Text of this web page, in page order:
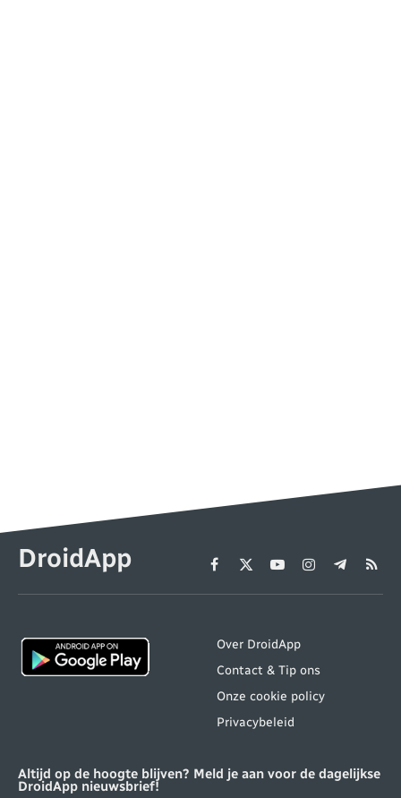
DroidApp Facebook
X
(Twitter)
YouTubeInstagram
Telegram
RSS
Over DroidApp
Contact & Tip ons
Onze cookie policy
Privacybeleid
Altijd op de hoogte blijven? Meld je aan voor de dagelijkse
DroidApp nieuwsbrief!